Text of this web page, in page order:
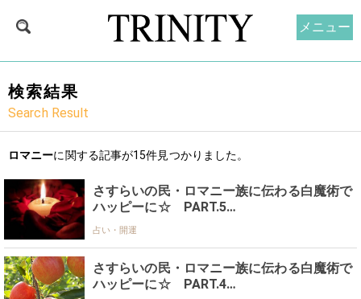
検索結果
Search Result
ロマニーに関する記事が15件見つかりました。
占い・開運
さすらいの民・ロマニー族に伝わる白魔術で
ハッピーに☆ PART.5…
さすらいの民・ロマニー族に伝わる白魔術で
ハッピーに☆ PART.4…
メニュー